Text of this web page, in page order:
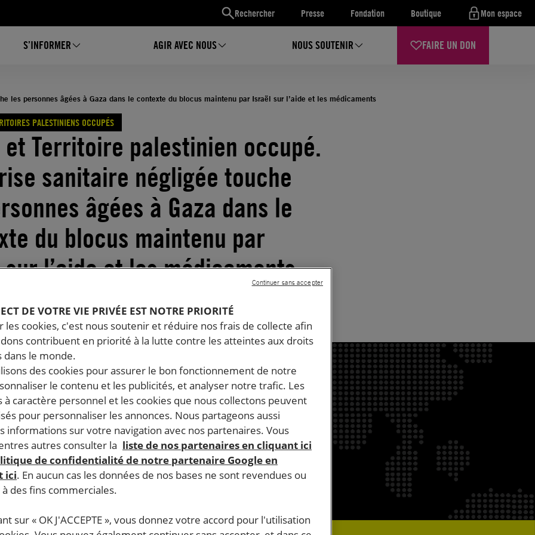
Rechercher Presse Fondation Boutique Mon espace
S’INFORMER AGIR AVEC NOUS NOUS SOUTENIR FAIRE UN DON
les personnes âgées à Gaza dans le contexte du blocus maintenu par Israël sur l’aide et les médicaments
PALESTINIENS OCCUPÉS
Territoire palestinien occupé.
sanitaire négligée touche
âgées à Gaza dans le
du blocus maintenu par
l’aide et les médicaments
PALESTINIENS OCCUPÉS
RESPECT DU DROIT INTERNATIONAL HUMANITAIRE
DE VOTRE VIE PRIVÉE EST NOTRE PRIORITÉ
les cookies, c'est nous soutenir et réduire nos frais de collecte afin
contribuent en priorité à la lutte contre les atteintes aux droits
dans le monde.
des cookies pour assurer le bon fonctionnement de notre
le contenu et les publicités, et analyser notre trafic. Les
à caractère personnel et les cookies que nous collectons peuvent
pour personnaliser les annonces. Nous partageons aussi
informations sur votre navigation avec nos partenaires. Vous
autres consulter la liste de nos partenaires en cliquant ici
de confidentialité de notre partenaire Google en
ici. En aucun cas les données de nos bases ne sont revendues ou
des fins commerciales.
sur « OK J'ACCEPTE », vous donnez votre accord pour l'utilisation
Continuer sans accepter